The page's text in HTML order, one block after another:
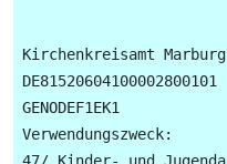
Kirchenkreisamt Marburg
DE81520604100002800101
GENODEF1EK1
Verwendungszweck: